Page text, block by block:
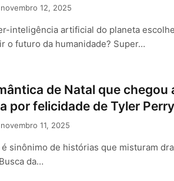
novembro 12, 2025
inteligência artificial do planeta
o futuro da humanidade? Super…
de Natal que chegou
por felicidade de Tyler Perry
novembro 11, 2025
sinônimo de histórias que misturam
da…